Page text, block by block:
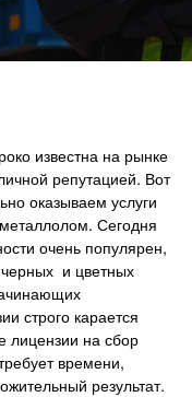
известна на рынке
репутацией. Вот
оказываем услуги
Сегодня
очень популярен,
и цветных
строго карается
лицензии на сбор
времени,
результат.